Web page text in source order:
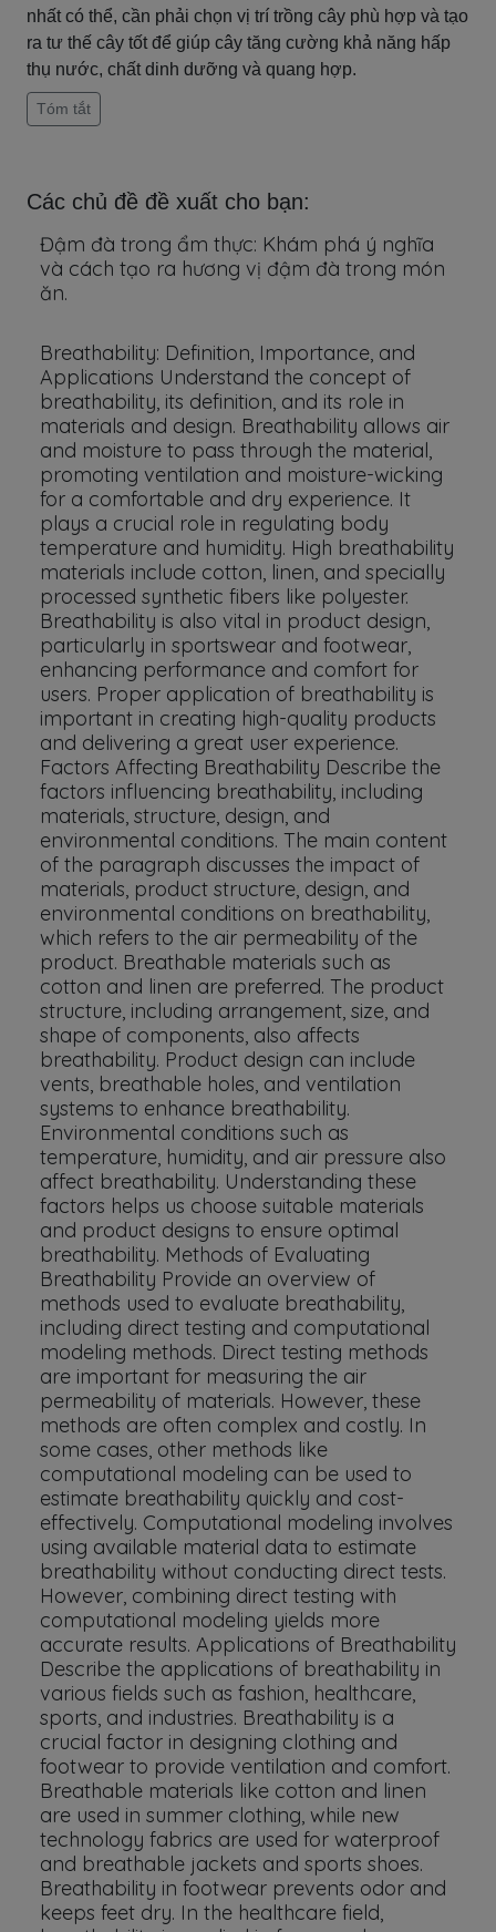
nhất có thể, cần phải chọn vị trí trồng cây phù hợp và tạo
ra tư thế cây tốt để giúp cây tăng cường khả năng hấp
thụ nước, chất dinh dưỡng và quang hợp.
Tóm tắt
Các chủ đề đề xuất cho bạn:
Đậm đà trong ẩm thực: Khám phá ý nghĩa
và cách tạo ra hương vị đậm đà trong món
ăn.
Breathability: Definition, Importance, and
Applications Understand the concept of
breathability, its definition, and its role in
materials and design. Breathability allows air
and moisture to pass through the material,
promoting ventilation and moisture-wicking
for a comfortable and dry experience. It
plays a crucial role in regulating body
temperature and humidity. High breathability
materials include cotton, linen, and specially
processed synthetic fibers like polyester.
Breathability is also vital in product design,
particularly in sportswear and footwear,
enhancing performance and comfort for
users. Proper application of breathability is
important in creating high-quality products
and delivering a great user experience.
Factors Affecting Breathability Describe the
factors influencing breathability, including
materials, structure, design, and
environmental conditions. The main content
of the paragraph discusses the impact of
materials, product structure, design, and
environmental conditions on breathability,
which refers to the air permeability of the
product. Breathable materials such as
cotton and linen are preferred. The product
structure, including arrangement, size, and
shape of components, also affects
breathability. Product design can include
vents, breathable holes, and ventilation
systems to enhance breathability.
Environmental conditions such as
temperature, humidity, and air pressure also
affect breathability. Understanding these
factors helps us choose suitable materials
and product designs to ensure optimal
breathability. Methods of Evaluating
Breathability Provide an overview of
methods used to evaluate breathability,
including direct testing and computational
modeling methods. Direct testing methods
are important for measuring the air
permeability of materials. However, these
methods are often complex and costly. In
some cases, other methods like
computational modeling can be used to
estimate breathability quickly and cost-
effectively. Computational modeling involves
using available material data to estimate
breathability without conducting direct tests.
However, combining direct testing with
computational modeling yields more
accurate results. Applications of Breathability
Describe the applications of breathability in
various fields such as fashion, healthcare,
sports, and industries. Breathability is a
crucial factor in designing clothing and
footwear to provide ventilation and comfort.
Breathable materials like cotton and linen
are used in summer clothing, while new
technology fabrics are used for waterproof
and breathable jackets and sports shoes.
Breathability in footwear prevents odor and
keeps feet dry. In the healthcare field,